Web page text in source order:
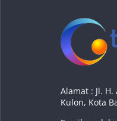
Alamat : Jl.
Kulon, Kota